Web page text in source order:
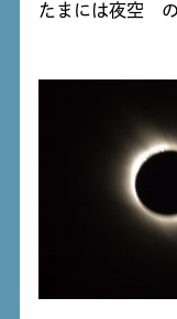
たまには夜空